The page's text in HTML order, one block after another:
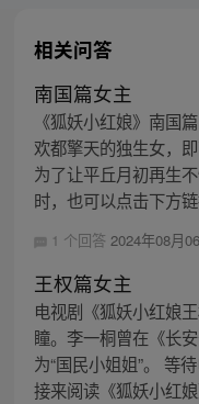
相关问答
南国篇女主
《狐妖小红娘》南国
欢都擎天的独生女，
为了让平丘月初再生
时，也可以点击下方
1 个回答 2024年08月
王权篇女主
电视剧《狐妖小红娘
瞳。李一桐曾在《长
为“国民小姐姐”。 等
接来阅读《狐妖小红